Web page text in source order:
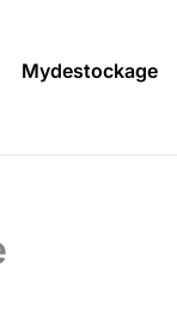
Mydestockage